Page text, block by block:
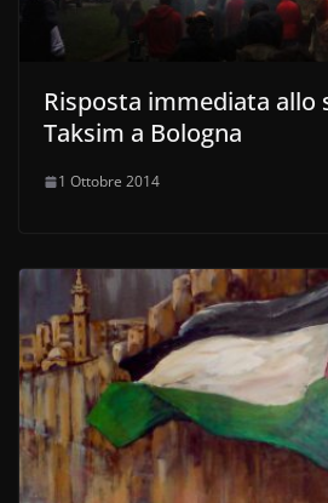
Risposta immediata allo
Taksim a Bologna
1 Ottobre 2014